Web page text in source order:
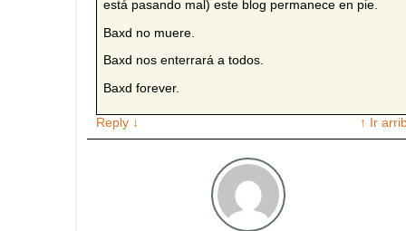
está pasando mal) este blog permanece en pie.
Baxd no muere.
Baxd nos enterrará a todos.
Baxd forever.
Reply ↓ ↑ Ir